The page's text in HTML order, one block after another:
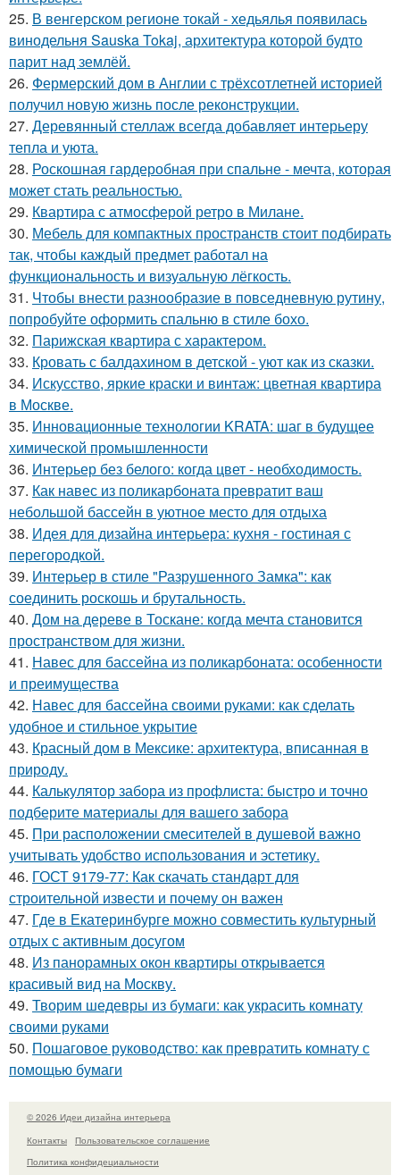
25. В венгерском регионе токай - хедьялья появилась
винодельня Sauska Tokaj, архитектура которой будто
парит над землёй.
26. Фермерский дом в Англии с трёхсотлетней историей
получил новую жизнь после реконструкции.
27. Деревянный стеллаж всегда добавляет интерьеру
тепла и уюта.
28. Роскошная гардеробная при спальне - мечта, которая
может стать реальностью.
29. Квартира с атмосферой ретро в Милане.
30. Мебель для компактных пространств стоит подбирать
так, чтобы каждый предмет работал на
функциональность и визуальную лёгкость.
31. Чтобы внести разнообразие в повседневную рутину,
попробуйте оформить спальню в стиле бохо.
32. Парижская квартира с характером.
33. Кровать с балдахином в детской - уют как из сказки.
34. Искусство, яркие краски и винтаж: цветная квартира
в Москве.
35. Инновационные технологии KRATA: шаг в будущее
химической промышленности
36. Интерьер без белого: когда цвет - необходимость.
37. Как навес из поликарбоната превратит ваш
небольшой бассейн в уютное место для отдыха
38. Идея для дизайна интерьера: кухня - гостиная с
перегородкой.
39. Интерьер в стиле "Разрушенного Замка": как
соединить роскошь и брутальность.
40. Дом на дереве в Тоскане: когда мечта становится
пространством для жизни.
41. Навес для бассейна из поликарбоната: особенности
и преимущества
42. Навес для бассейна своими руками: как сделать
удобное и стильное укрытие
43. Красный дом в Мексике: архитектура, вписанная в
природу.
44. Калькулятор забора из профлиста: быстро и точно
подберите материалы для вашего забора
45. При расположении смесителей в душевой важно
учитывать удобство использования и эстетику.
46. ГОСТ 9179-77: Как скачать стандарт для
строительной извести и почему он важен
47. Где в Екатеринбурге можно совместить культурный
отдых с активным досугом
48. Из панорамных окон квартиры открывается
красивый вид на Москву.
49. Творим шедевры из бумаги: как украсить комнату
своими руками
50. Пошаговое руководство: как превратить комнату с
помощью бумаги
© 2026 Идеи дизайна интерьера
Контакты
Пользовательское соглашение
Политика конфидециальности